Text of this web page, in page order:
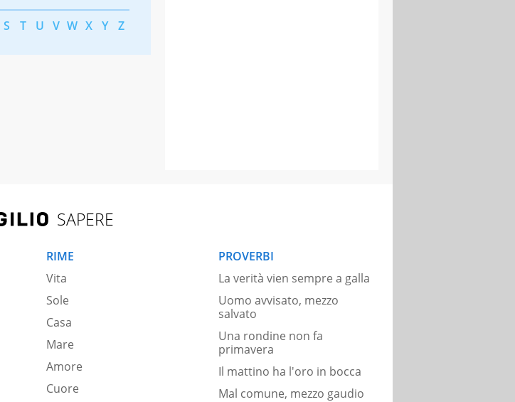
S T U V W X Y Z
SAPERE
RIME
Vita
Sole
Casa
Mare
Amore
Cuore
PROVERBI
La verità vien sempre a galla
Uomo avvisato, mezzo
salvato
Una rondine non fa
primavera
Il mattino ha l'oro in bocca
Mal comune, mezzo gaudio